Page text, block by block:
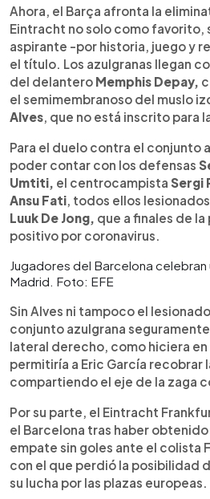
Ahora, el Barça afronta la
Eintracht no solo como favorito,
aspirante -por historia, juego y
el título. Los azulgranas llegan
del delantero Memphis Depay,
el semimembranoso del muslo
Alves, que no está inscrito para
Para el duelo contra el conjunto
poder contar con los defensas
Umtiti, el centrocampista Sergi
Ansu Fati, todos ellos
Luuk De Jong, que a finales de
positivo por coronavirus.
Jugadores del Barcelona celebran
Madrid. Foto: EFE
Sin Alves ni tampoco el
conjunto azulgrana
lateral derecho, como hiciera en
permitiría a Eric García recobrar
compartiendo el eje de la zaga
Por su parte, el Eintracht
el Barcelona tras haber
empate sin goles ante el colista
con el que perdió la posibilidad
su lucha por las plazas europeas.